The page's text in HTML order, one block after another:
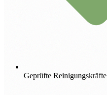
Geprüfte Reinigungskräfte